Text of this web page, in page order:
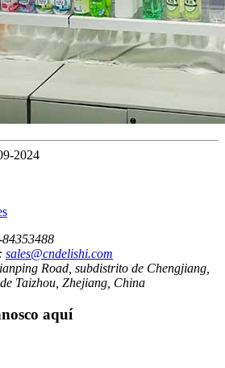
2024
sales@cndelishi.com
Road, subdistrito de Chengjiang,
Taizhou, Zhejiang, China
aquí